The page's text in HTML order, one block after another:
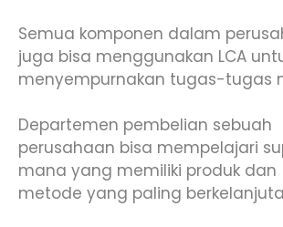
Semua komponen dalam
juga bisa menggunakan LCA
menyempurnakan tugas-tugas
Departemen pembelian sebuah
perusahaan bisa mempelajari
mana yang memiliki produk dan
metode yang paling